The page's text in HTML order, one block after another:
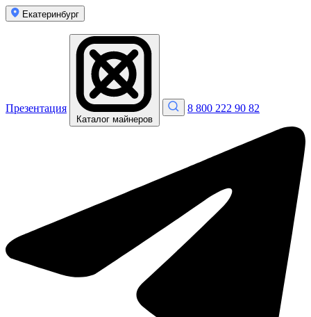
Екатеринбург
Презентация
Каталог майнеров
8 800 222 90 82